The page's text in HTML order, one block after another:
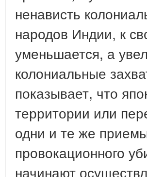
ненависть
народов Индии, к
уменьшается, а
колониальные
показывает, что
территории или
одни и те же
провокационного
начинают